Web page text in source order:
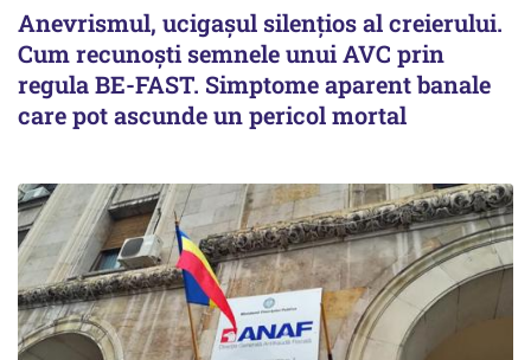
Anevrismul, ucigașul silențios al creierului.
Cum recunoști semnele unui AVC prin
regula BE-FAST. Simptome aparent banale
care pot ascunde un pericol mortal